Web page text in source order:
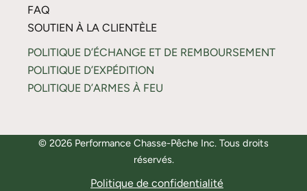
FAQ
SOUTIEN À LA CLIENTÈLE
POLITIQUE D’ÉCHANGE ET DE REMBOURSEMENT
POLITIQUE D’EXPÉDITION
POLITIQUE D’ARMES À FEU
© 2026 Performance Chasse-Pêche Inc. Tous droits
réservés.
Politique de confidentialité